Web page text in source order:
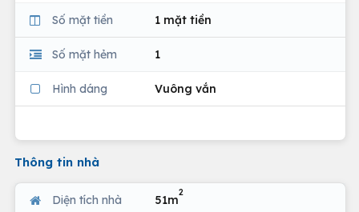
Số mặt tiền 1 mặt tiền
Số mặt hẻm 1
Hình dáng Vuông vắn
Thông tin nhà
Diện tích nhà 51m
2